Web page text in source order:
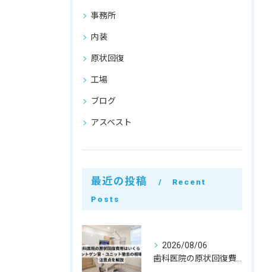
事務所
内装
原状回復
工場
ブログ
アスベスト
最近の投稿
Recent
Posts
2026/08/06